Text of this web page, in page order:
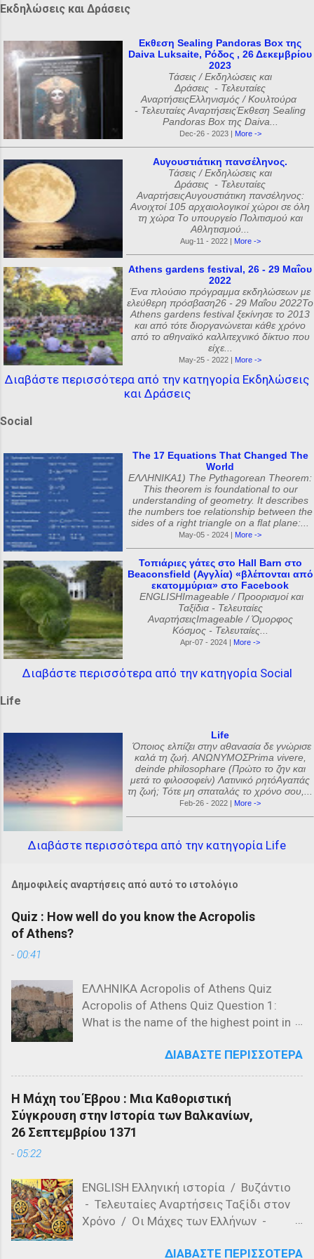
Εκδηλώσεις και Δράσεις
Εκθεση Sealing Pandoras Box της
Daiva Luksaite, Ρόδος , 26 Δεκεμβρίου
2023
Τάσεις / Εκδηλώσεις και
Δράσεις - Τελευταίες
ΑναρτήσειςΕλληνισμός / Κουλτούρα
- Τελευταίες ΑναρτήσειςΈκθεση Sealing
Pandoras Box της Daiva...
Dec-26 - 2023 | More ->
Αυγουστιάτικη πανσέληνος.
Τάσεις / Εκδηλώσεις και
Δράσεις - Τελευταίες
ΑναρτήσειςΑυγουστιάτικη πανσέληνος:
Ανοιχτοί 105 αρχαιολογικοί χώροι σε όλη
τη χώρα Το υπουργείο Πολιτισμού και
Αθλητισμού...
Aug-11 - 2022 | More ->
Athens gardens festival, 26 - 29 Μαΐου
2022
Ένα πλούσιο πρόγραμμα εκδηλώσεων με
ελεύθερη πρόσβαση26 - 29 Μαΐου 2022Το
Athens gardens festival ξεκίνησε το 2013
και από τότε διοργανώνεται κάθε χρόνο
από το αθηναϊκό καλλιτεχνικό δίκτυο που
είχε...
May-25 - 2022 | More ->
Διαβάστε περισσότερα από την κατηγορία Εκδηλώσεις
και Δράσεις
Social
The 17 Equations That Changed The
World
ΕΛΛΗΝΙΚΑ1) The Pythagorean Theorem:
This theorem is foundational to our
understanding of geometry. It describes
the numbers toe relationship between the
sides of a right triangle on a flat plane:...
May-05 - 2024 | More ->
Τοπιάριες γάτες στο Hall Barn στο
Beaconsfield (Αγγλία) «βλέπονται από
εκατομμύρια» στο Facebook
ENGLISHImageable / Προορισμοί και
Ταξίδια - Τελευταίες
ΑναρτήσειςImageable / Όμορφος
Κόσμος - Τελευταίες...
Apr-07 - 2024 | More ->
Διαβάστε περισσότερα από την κατηγορία Social
Life
Life
Όποιος ελπίζει στην αθανασία δε γνώρισε
καλά τη ζωή. ΑΝΩΝΥΜΟΣPrima vivere,
deinde philosophare (Πρώτο το ζην και
μετά το φιλοσοφείν) Λατινικό ρητόΑγαπάς
τη ζωή; Τότε μη σπαταλάς το χρόνο σου,...
Feb-26 - 2022 | More ->
Διαβάστε περισσότερα από την κατηγορία Life
Δημοφιλείς αναρτήσεις από αυτό το ιστολόγιο
Quiz : How well do you know the Acropolis
of Athens?
- 00:41
ΕΛΛΗΝΙΚΑ Acropolis of Athens Quiz
Acropolis of Athens Quiz Question 1:
What is the name of the highest point in
Propylaea c) The Acropolis Hill Question
2: Which of the following is NOT a
structure on the Acropolis? a) The
Parthenon b) The Propylaea c) The
Colosseum Question 3: Who designed
the Parthenon? a) Ictinus and Callicrates
material used in the construction of the
Parthenon? a) Marble b) Granite c)
Limestone Question 5: Which of the
ΔΙΑΒΆΣΤΕ ΠΕΡΙΣΣΌΤΕΡΑ
Η Μάχη του Έβρου : Μια Καθοριστική
Σύγκρουση στην Ιστορία των Βαλκανίων,
26 Σεπτεμβρίου 1371
- 05:22
ENGLISH Ελληνική ιστορία / Βυζάντιο
- Τελευταίες Αναρτήσεις Ταξίδι στον
Χρόνο / Οι Μάχες των Ελλήνων -
Έβρου, γνωστή και ως Μάχη του
ΔΙΑΒΆΣΤΕ ΠΕΡΙΣΣΌΤΕΡΑ